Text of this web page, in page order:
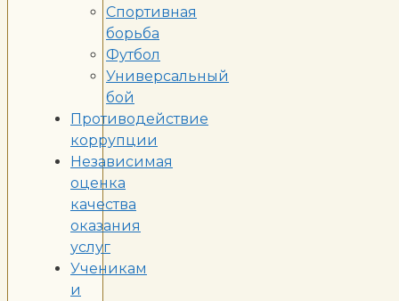
Спортивная
борьба
Футбол
Универсальный
бой
Противодействие
коррупции
Независимая
оценка
качества
оказания
услуг
Ученикам
и